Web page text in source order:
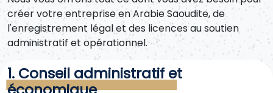
créer votre entreprise en Arabie Saoudite, de
l'enregistrement légal et des licences au soutien
administratif et opérationnel.
1. Conseil administratif et